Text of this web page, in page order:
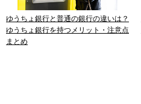
ゆうちょ銀行と普通の銀行の違いは？
ゆうちょ銀行を持つメリット・注意点
まとめ